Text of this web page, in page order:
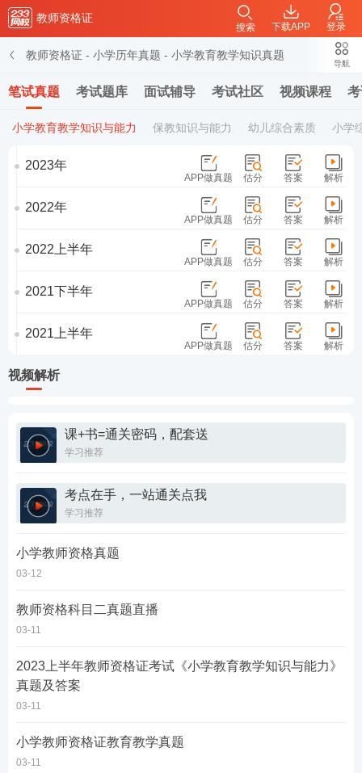
教师资格证
下载APP 登录
搜索
教师资格证 - 小学历年真题 - 小学教育教学知识真题
笔试真题 考试题库 面试辅导 考试社区 视频课程
导航
小学教育教学知识与能力 保教知识与能力 幼儿综合素质 小学
2023年
估分 答案 解析
APP做真题
2022年
估分 答案 解析
APP做真题
2022上半年
估分 答案 解析
APP做真题
2021下半年
估分 答案 解析
APP做真题
2021上半年
估分 答案 解析
APP做真题
视频解析
课+书=通关密码，配套送
学习推荐
考点在手，一站通关点我
学习推荐
小学教师资格真题
03-12
教师资格科目二真题直播
03-11
2023上半年教师资格证考试《小学教育教学知识与能力》
真题及答案
03-11
小学教师资格证教育教学真题
03-11